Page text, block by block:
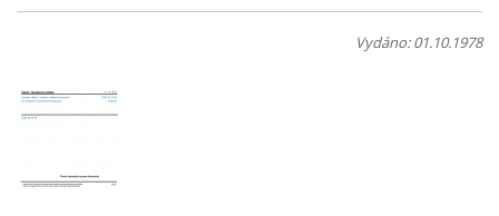
Vydáno: 01.10.1978